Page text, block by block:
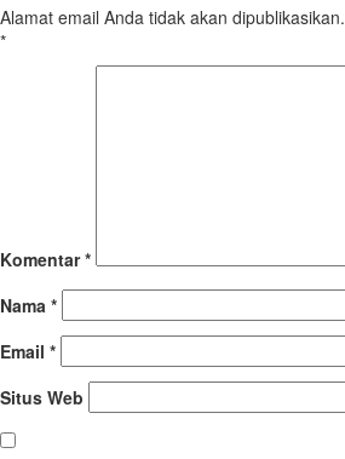
Alamat email Anda tidak akan dipublikasikan.
*
Komentar*
Nama *
Email *
Situs Web